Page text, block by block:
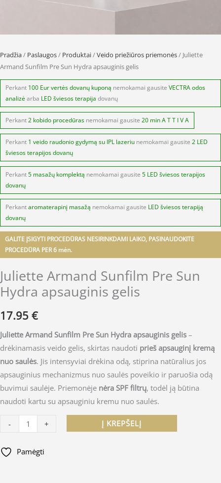
Pradžia/ Paslaugos/ Produktai/Veido priežiūros priemonės/ Juliette
Armand Sunfilm Pre Sun Hydra apsauginis gelis
Perkant 100 Eur vertės dovanų kuponą nemokamai gausite VECTRA odos
analizė arba LED šviesos terapija dovanų
Perkant2 kobido procedūras nemokamai gausite 20 min A T T I V A
Perkant 1 veido raudonio gydymą su IPL lazeriu nemokamai gausite 2 LED
šviesos terapijos dovanų
Perkant5 masažų komplektą nemokamai gausite 5 LED šviesos terapijos
dovanų
Perkantaromaterapinį masažą nemokamai gausite LED šviesos terapiją
dovanų
GALITE ĮSIGYTI PROCEDŪRAS NESIRINKDAMI LAIKO, PASINAUDOKITE
PROCEDŪRA PER 6 mėn.
Juliette Armand Sunfilm Pre Sun
Hydra apsauginis gelis
17.95 €
Juliette Armand Sunfilm Pre Sun Hydra apsauginis gelis –
drėkinamasis veido gelis, skirtas naudoti prieš apsauginį kremą
nuo saulės. Jis intensyviai drėkina odą, stiprina natūralius jos
apsauginius mechanizmus nuo saulės poveikio ir paruošia odą
buvimui saulėje. Priemonėje nėra SPF filtrų, todėl ją būtina
naudoti kartu su apsauginiu kremu nuo saulės.
- + Į KREPŠELĮ
Pamėgti